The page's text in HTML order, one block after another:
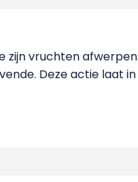
zijn vruchten
Deze actie laat